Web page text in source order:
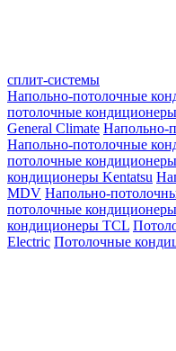
сплит-системы
Напольно-потолочные
потолочные
General Climate Напольно-
Напольно-потолочные
потолочные
кондиционеры Kentatsu
MDV Напольно-
потолочные
кондиционеры TCL
Electric Потолочные